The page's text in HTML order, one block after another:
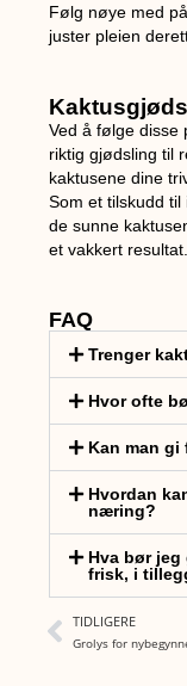
Følg nøye med
juster pleien
Ved å følge disse
riktig gjødsling til
kaktusene dine
Som et tilskudd
de sunne
et vakkert resultat.
FAQ
Trenger
Hvor ofte
Kan man
Hvordan
næring?
Hva bør
frisk, i
TIDLIGERE